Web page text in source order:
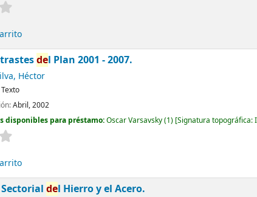
del Plan 2001 - 2007.
Héctor
Texto
Abril, 2002
disponibles para préstamo:Oscar Varsavsky(1) Signatura topográfica:
del Hierro y el Acero.